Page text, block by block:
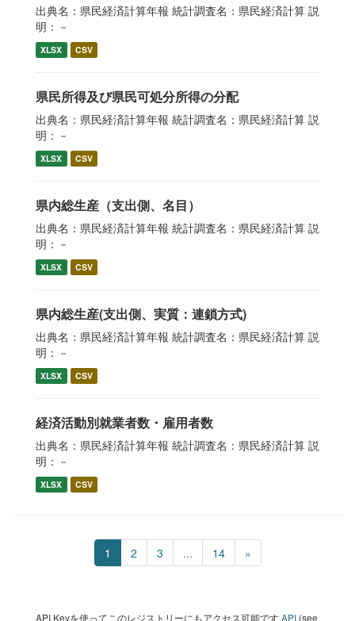
出典名：県民経済計算年報 統計調査名：県民経済計算 説
明：－
XLSX CSV
県民所得及び県民可処分所得の分配
出典名：県民経済計算年報 統計調査名：県民経済計算 説
明：－
XLSX CSV
県内総生産（支出側、名目）
出典名：県民経済計算年報 統計調査名：県民経済計算 説
明：－
XLSX CSV
県内総生産(支出側、実質：連鎖方式)
出典名：県民経済計算年報 統計調査名：県民経済計算 説
明：－
XLSX CSV
経済活動別就業者数・雇用者数
出典名：県民経済計算年報 統計調査名：県民経済計算 説
明：－
XLSX CSV
1 2 3 ... 14 »
API Keyを使ってこのレジストリーにもアクセス可能ですAPI (see